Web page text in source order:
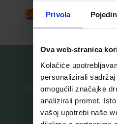
Privola
Ova web-stranica
Kolačiće
personalizirali sadržaj
omogućili značajke
analizirali promet.
vašoj upotrebi naše
Dodaj u košaricu
Saznajte prvi za nove
Prijavite se na